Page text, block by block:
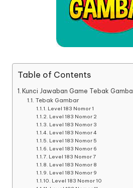
Table of Contents
Kunci Jawaban Game Tebak
Tebak Gambar
Level 183 Nomor 1
Level 183 Nomor 2
Level 183 Nomor 3
Level 183 Nomor 4
Level 183 Nomor 5
Level 183 Nomor 6
Level 183 Nomor 7
Level 183 Nomor 8
Level 183 Nomor 9
Level 183 Nomor 10